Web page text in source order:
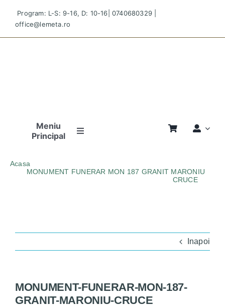
content
Program: L-S: 9-16, D: 10-16|0740680329
office@lemeta.ro
Meniu
Principal
Principală
Servicii
Acasa
MONUMENT FUNERAR MON 187 GRANIT MARONIU
CRUCE
Inapoi
MONUMENT-FUNERAR-MON-187-
GRANIT-MARONIU-CRUCE